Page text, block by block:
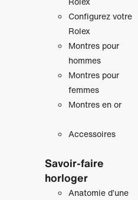
Configurez votre
Rolex
Montres pour
hommes
Montres pour
femmes
Montres en or
Accessoires
Savoir‑faire
horloger
Anatomie d’une